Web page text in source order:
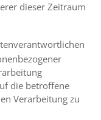
dieser Zeitraum
die betroffene
Verarbeitung zu